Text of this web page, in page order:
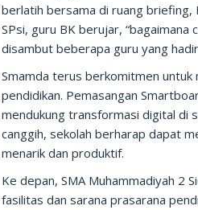
berlatih bersama di ruang
SPsi, guru BK berujar, “bagaimana
disambut beberapa guru yang
Smamda terus berkomitmen untuk
pendidikan. Pemasangan
mendukung transformasi digital di
canggih, sekolah berharap dapat
menarik dan produktif.
Ke depan, SMA Muhammadiyah 2
fasilitas dan sarana prasarana